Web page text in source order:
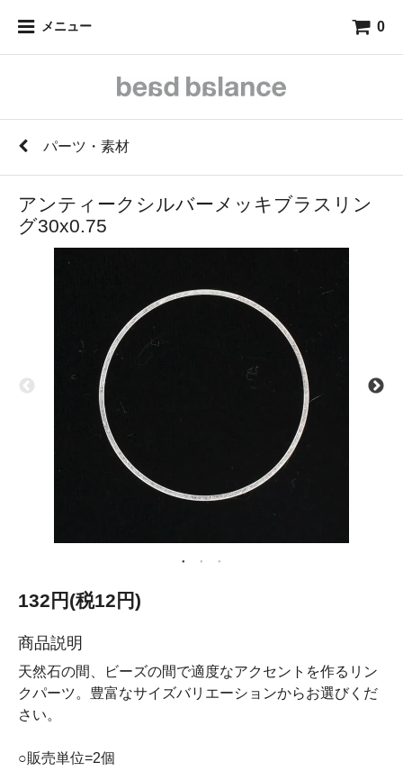
メニュー 0
パーツ・素材
アンティークシルバーメッキブラスリン
グ30x0.75
132円(税12円)
商品説明
天然石の間、ビーズの間で適度なアクセントを作るリン
クパーツ。豊富なサイズバリエーションからお選びくだ
さい。
○販売単位=2個